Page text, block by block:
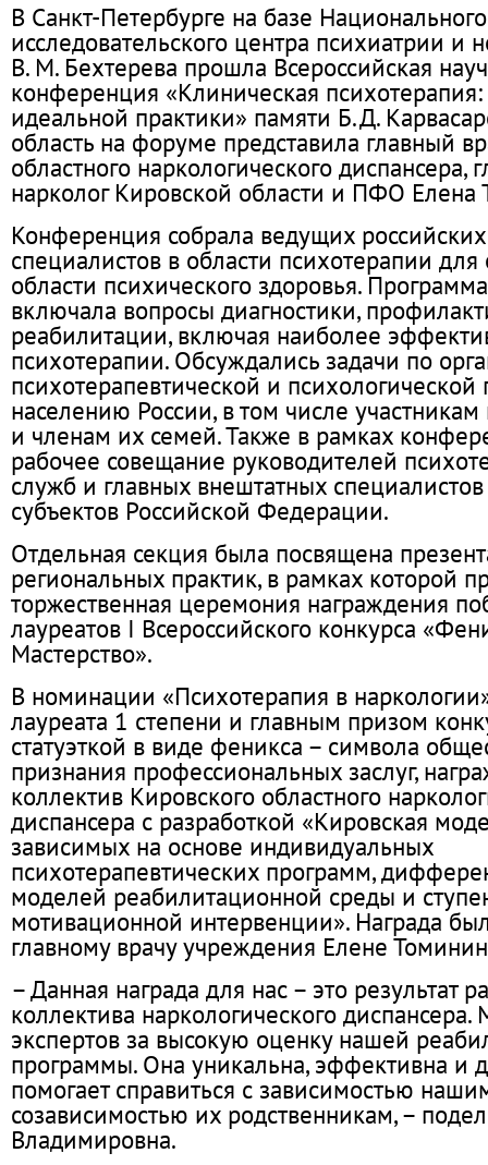
В Санкт-Петербурге на базе
исследовательского центра психиатрии и
В. М. Бехтерева прошла Всероссийская
конференция «Клиническая психотерапия:
идеальной практики» памяти Б.Д.
область на форуме представила главный
областного наркологического диспансера,
нарколог Кировской области и ПФО Елена
Конференция собрала ведущих
специалистов в области психотерапии
области психического здоровья.
включала вопросы диагностики,
реабилитации, включая наиболее
психотерапии. Обсуждались задачи по
психотерапевтической и
населению России, в том числе
и членам их семей. Также в рамках
рабочее совещание руководителей
служб и главных внештатных
субъектов Российской Федерации.
Отдельная секция была посвящена
региональных практик, в рамках которой
торжественная церемония награждения
лауреатов I Всероссийского конкурса
Мастерство».
В номинации «Психотерапия в
лауреата 1 степени и главным призом
статуэткой в виде феникса – символа
признания профессиональных заслуг,
коллектив Кировского областного
диспансера с разработкой «Кировская
зависимых на основе индивидуальных
психотерапевтических программ,
моделей реабилитационной среды и
мотивационной интервенции». Награда
главному врачу учреждения Елене
– Данная награда для нас – это результат
коллектива наркологического
экспертов за высокую оценку нашей
программы. Она уникальна, эффективна и
помогает справиться с зависимостью
созависимостью их родственникам, –
Владимировна.